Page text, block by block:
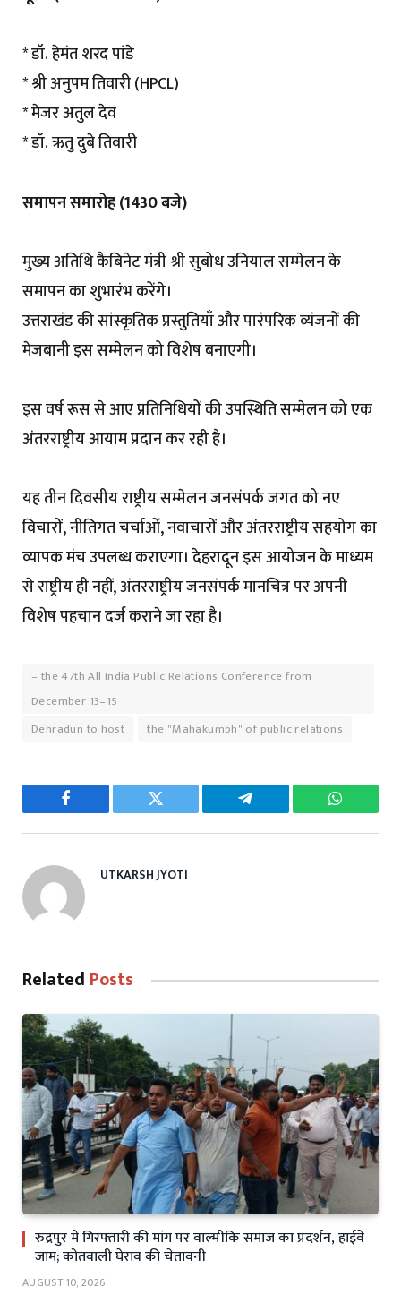
* डॉ. हेमंत शरद पांडे
* श्री अनुपम तिवारी (HPCL)
* मेजर अतुल देव
* डॉ. ऋतु दुबे तिवारी
समापन समारोह (1430 बजे)
मुख्य अतिथि कैबिनेट मंत्री श्री सुबोध उनियाल सम्मेलन के
समापन का शुभारंभ करेंगे।
उत्तराखंड की सांस्कृतिक प्रस्तुतियाँ और पारंपरिक व्यंजनों की
मेजबानी इस सम्मेलन को विशेष बनाएगी।
इस वर्ष रूस से आए प्रतिनिधियों की उपस्थिति सम्मेलन को एक
अंतरराष्ट्रीय आयाम प्रदान कर रही है।
यह तीन दिवसीय राष्ट्रीय सम्मेलन जनसंपर्क जगत को नए
विचारों, नीतिगत चर्चाओं, नवाचारों और अंतरराष्ट्रीय सहयोग का
व्यापक मंच उपलब्ध कराएगा। देहरादून इस आयोजन के माध्यम
से राष्ट्रीय ही नहीं, अंतरराष्ट्रीय जनसंपर्क मानचित्र पर अपनी
विशेष पहचान दर्ज कराने जा रहा है।
– the 47th All India Public Relations Conference from
December 13–15
Dehradun to host
the "Mahakumbh" of public relations
Facebook Twitter Telegram
UTKARSH JYOTI
Related Posts
रुद्रपुर में गिरफ्तारी की मांग पर वाल्मीकि समाज का प्रदर्शन, हाईवे
जाम; कोतवाली घेराव की चेतावनी
AUGUST 10, 2026